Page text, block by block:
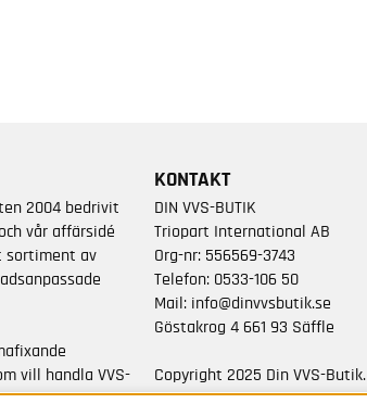
2004 bedrivit
vår affärsidé
sortiment av
vill handla VVS-
KONTAKT
DIN VVS-BUTIK
Triopart International AB
Org-nr: 556569-3743
Telefon: 0533-106 50
Mail: info@dinvvsbutik.se
Göstakrog 4 661 93 Säffle
Copyright 2025 Din VVS-Butik.
All rights reserved.